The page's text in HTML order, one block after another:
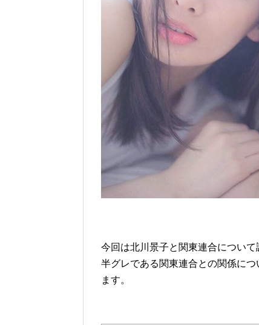
今回は北川景子と関東連合につい
半グレである関東連合との関係に
ます。